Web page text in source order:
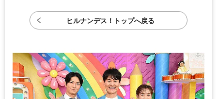
ヒルナンデス！トップへ戻る